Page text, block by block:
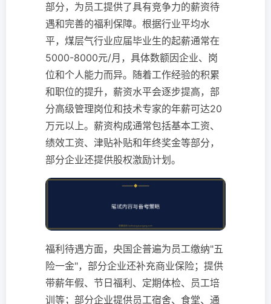
部分，为员工提供了具有竞争力的薪资待
遇和完善的福利保障。根据行业平均水
平，煤层气行业应届毕业生的起薪通常在
5000-8000元/月，具体数额因企业、岗
位和个人能力而异。随着工作经验的积累
和职位的提升，薪资水平会逐步提高，部
分高级管理岗位和技术专家的年薪可达20
万元以上。薪资构成通常包括基本工资、
绩效工资、津贴补贴和年终奖金等部分，
部分企业还提供股权激励计划。
福利待遇方面，央国企普遍为员工缴纳"五
险一金"，部分企业还补充商业保险；提供
带薪年假、节日福利、定期体检、员工培
训等；部分企业提供员工宿舍、食堂、通